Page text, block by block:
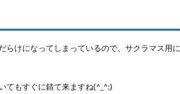
らけになってしまっているので、サクラマス用に
てもすぐに錆て来ますね(^_^;)